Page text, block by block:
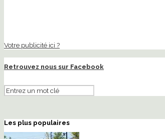
Votre publicité ici ?
Retrouvez nous sur Facebook
Les plus populaires